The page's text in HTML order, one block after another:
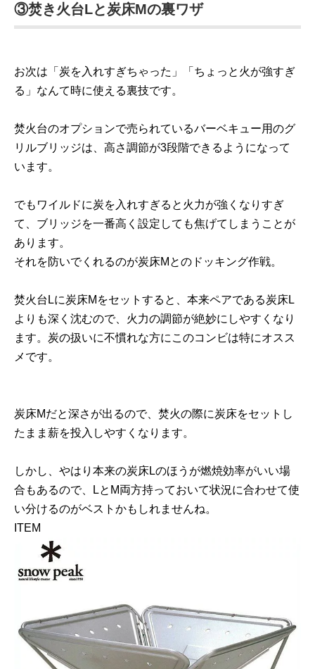
③焚き火台Lと炭床Mの裏ワザ
お次は「炭を入れすぎちゃった」「ちょっと火が強すぎ
る」なんて時に使える裏技です。
焚火台のオプションで売られているバーベキュー用のグ
リルブリッジは、高さ調節が3段階できるようになって
います。
でもワイルドに炭を入れすぎると火力が強くなりすぎ
て、ブリッジを一番高く設定しても焦げてしまうことが
あります。
それを防いでくれるのが炭床Mとのドッキング作戦。
焚火台Lに炭床Mをセットすると、本来ペアである炭床L
よりも深く沈むので、火力の調節が絶妙にしやすくなり
ます。炭の扱いに不慣れな方にこのコンビは特にオスス
メです。
炭床Mだと深さが出るので、焚火の際に炭床をセットし
たまま薪を投入しやすくなります。
しかし、やはり本来の炭床Lのほうが燃焼効率がいい場
合もあるので、LとM両方持っておいて状況に合わせて使
い分けるのがベストかもしれませんね。
ITEM